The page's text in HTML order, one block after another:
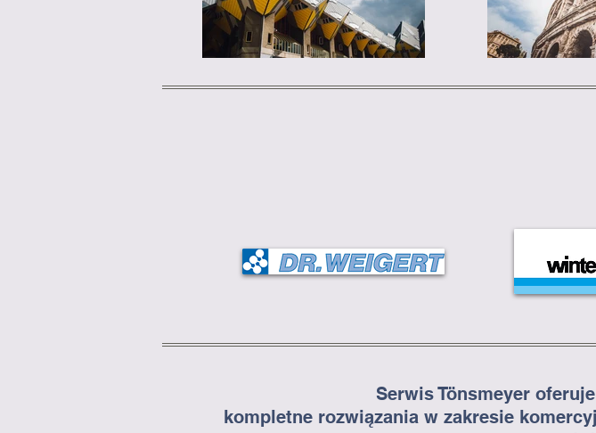
Serwis Tönsmeyer
kompletne rozwiązania w zakresie